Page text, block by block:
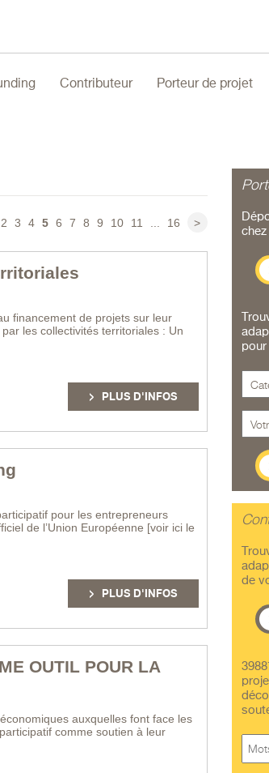
Contributeur Porteur de projet
2 3 4 5 6 7 8 9 10 11 16 >
financement de projets sur leur
les collectivités territoriales : Un
PLUS D'INFOS
pour les entrepreneurs
de l’Union Européenne [voir ici le
PLUS D'INFOS
OUTIL POUR LA
auxquelles font face les
comme soutien à leur
de